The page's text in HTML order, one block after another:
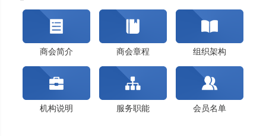
佛山市顺德区住房城乡建设和水务局关于开展202...
关于交纳2024年度会费的通知
商会简介 商会章程 组织架构
机构说明 服务职能 会员名单